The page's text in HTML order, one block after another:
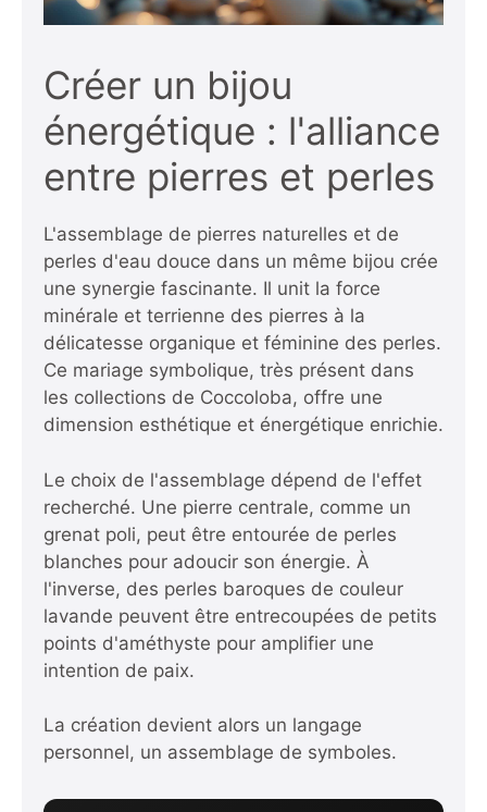
Créer un bijou
énergétique : l'alliance
entre pierres et perles
L'assemblage de pierres naturelles et de
perles d'eau douce dans un même bijou crée
une synergie fascinante. Il unit la force
minérale et terrienne des pierres à la
délicatesse organique et féminine des perles.
Ce mariage symbolique, très présent dans
les collections de Coccoloba, offre une
dimension esthétique et énergétique enrichie.
Le choix de l'assemblage dépend de l'effet
recherché. Une pierre centrale, comme un
grenat poli, peut être entourée de perles
blanches pour adoucir son énergie. À
l'inverse, des perles baroques de couleur
lavande peuvent être entrecoupées de petits
points d'améthyste pour amplifier une
intention de paix.
La création devient alors un langage
personnel, un assemblage de symboles.